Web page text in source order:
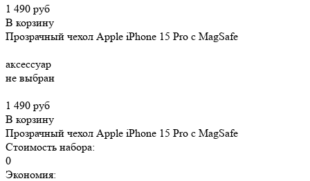
1 490 руб
В корзину
Прозрачный чехол Apple iPhone 15 Pro c MagSafe
аксессуар
не выбран
1 490 руб
В корзину
Прозрачный чехол Apple iPhone 15 Pro c MagSafe
Стоимость набора:
0
Экономия: